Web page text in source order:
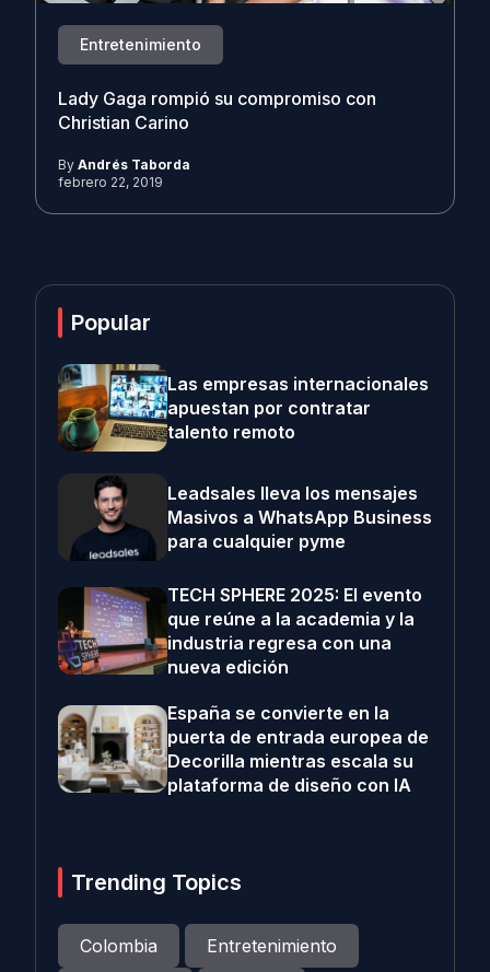
Entretenimiento
Lady Gaga rompió su compromiso con
Christian Carino
By Andrés Taborda
febrero 22, 2019
Popular
Las empresas internacionales
apuestan por contratar
talento remoto
Leadsales lleva los mensajes
Masivos a WhatsApp Business
para cualquier pyme
TECH SPHERE 2025: El evento
que reúne a la academia y la
industria regresa con una
nueva edición
España se convierte en la
puerta de entrada europea de
Decorilla mientras escala su
plataforma de diseño con IA
Trending Topics
Colombia
Entretenimiento